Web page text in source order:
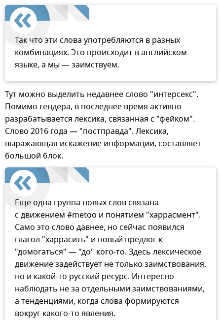
Так что эти слова употребляются в разных
комбинациях. Это происходит в английском
языке, а мы — заимствуем.
Тут можно выделить недавнее слово "интерсекс".
Помимо гендера, в последнее время активно
разрабатывается лексика, связанная с "фейком".
Слово 2016 года — "постправда". Лексика,
выражающая искажение информации, составляет
большой блок.
Еще одна группа новых слов связана
с движением #metoo и понятием "харрасмент".
Само это слово давнее, но сейчас появился
глагол "харрасить" и новый предлог к
"домогаться" — "до" кого-то. Здесь лексическое
движение задействует не только заимствования,
но и какой-то русский ресурс. Интересно
наблюдать не за отдельными заимствованиями,
а тенденциями, когда слова формируются
вокруг какого-то явления.